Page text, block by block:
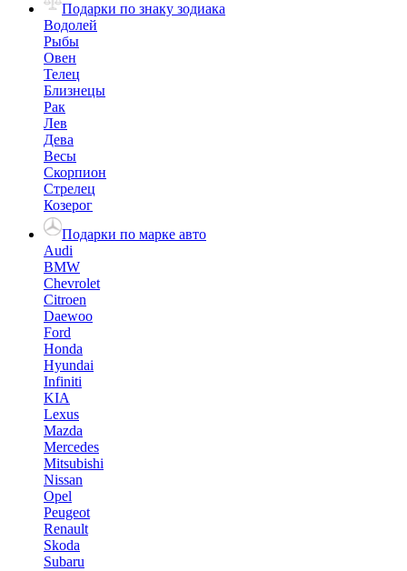
Подарки по знаку зодиака
Водолей
Рыбы
Овен
Телец
Близнецы
Рак
Лев
Дева
Весы
Скорпион
Стрелец
Козерог
Подарки по марке авто
Audi
BMW
Chevrolet
Citroen
Daewoo
Ford
Honda
Hyundai
Infiniti
KIA
Lexus
Mazda
Mercedes
Mitsubishi
Nissan
Opel
Peugeot
Renault
Skoda
Subaru